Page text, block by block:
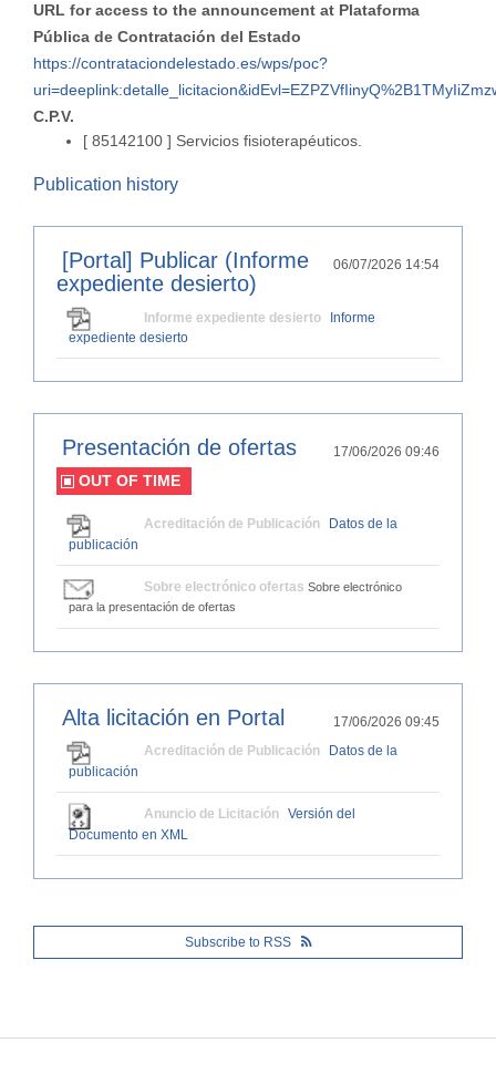
URL for access to the announcement at Plataforma
Pública de Contratación del Estado
https://contrataciondelestado.es/wps/poc?
C.P.V.
[ 85142100 ] Servicios fisioterapéuticos.
Publication history
06/07/2026 14:54
[Portal] Publicar (Informe
expediente desierto)
Informe expediente desierto Informe
expediente desierto
17/06/2026 09:46
Presentación de ofertas
OUT OF TIME
Acreditación de Publicación Datos de la
publicación
Sobre electrónico ofertas Sobre electrónico
para la presentación de ofertas
17/06/2026 09:45
Alta licitación en Portal
Acreditación de Publicación Datos de la
publicación
Anuncio de Licitación Versión del
Documento en XML
Subscribe to RSS